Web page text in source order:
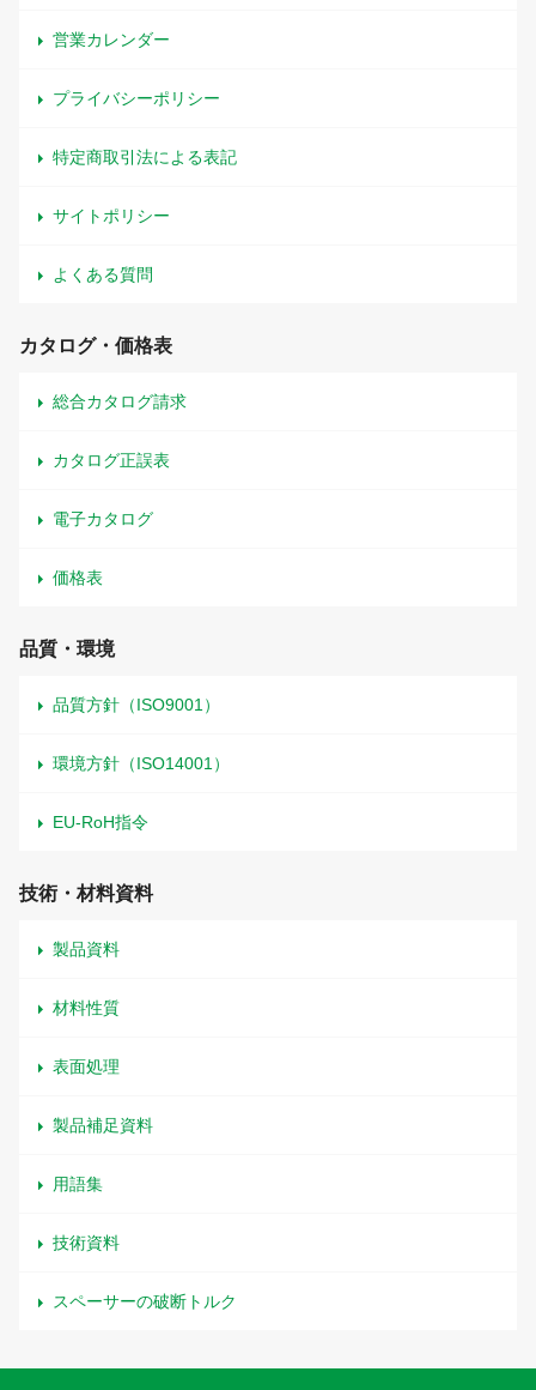
営業カレンダー
プライバシーポリシー
特定商取引法による表記
サイトポリシー
よくある質問
カタログ・価格表
総合カタログ請求
カタログ正誤表
電子カタログ
価格表
品質・環境
品質方針（ISO9001）
環境方針（ISO14001）
EU-RoH指令
技術・材料資料
製品資料
材料性質
表面処理
製品補足資料
用語集
技術資料
スペーサーの破断トルク